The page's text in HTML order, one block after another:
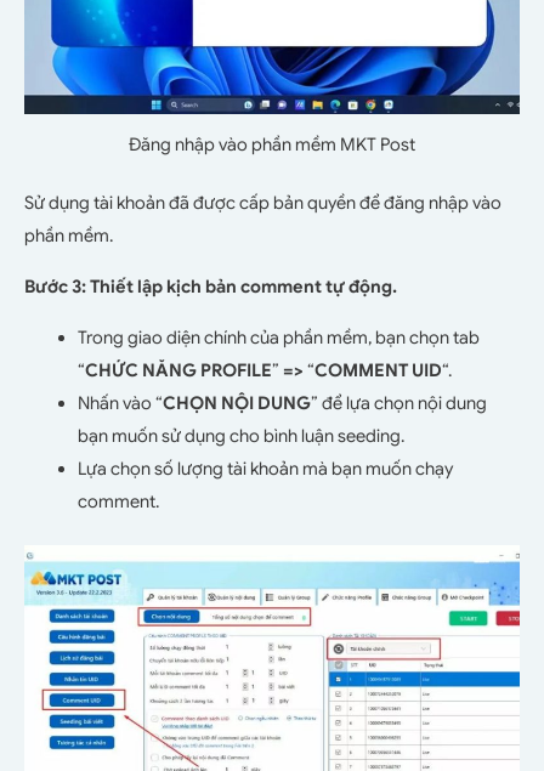
Đăng nhập vào phần mềm MKT Post
Sử dụng tài khoản đã được cấp bản quyền để đăng nhập vào
phần mềm.
Bước 3: Thiết lập kịch bản comment tự động.
Trong giao diện chính của phần mềm, bạn chọn tab
“CHỨC NĂNG PROFILE” => “COMMENT UID“.
Nhấn vào “CHỌN NỘI DUNG” để lựa chọn nội dung
bạn muốn sử dụng cho bình luận seeding.
Lựa chọn số lượng tài khoản mà bạn muốn chạy
comment.